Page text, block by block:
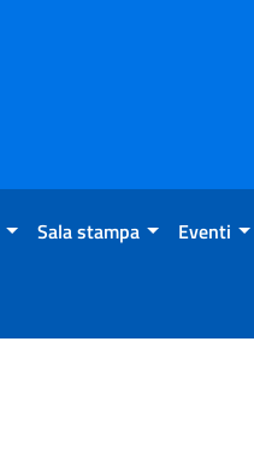
Sala stampa Eventi